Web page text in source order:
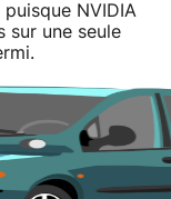
NVIDIA
sur une seule